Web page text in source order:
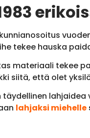
tekee hauska
materiaali tekee
siitä, että olet
täydellinen
lahjaksi miehelle